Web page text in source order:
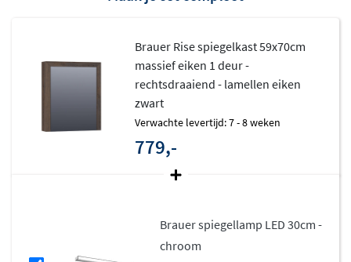
De kast wordt standaard zonder LED-verlichting
Wel geschikt voor opbouwverlichting (optioneel)
voor extra lichtcomfort
Hoogwaardige houtafwerkingen
Vingergelasd massief eiken
Brauer Rise spiegelkast 59x70cm
massief eiken 1 deur -
rechtsdraaiend - lamellen eiken
zwart
Verwachte levertijd: 7 - 8 weken
779,-
Brauer spiegellamp LED 30cm -
chroom